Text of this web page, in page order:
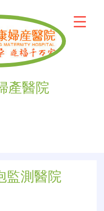
產醫院
監測醫院